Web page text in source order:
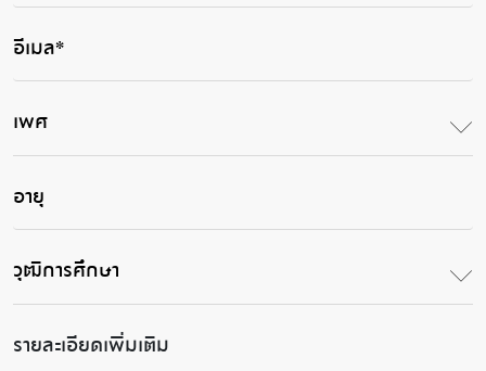
เพศ
วุฒิการศึกษา
รายละเอียดเพิ่มเติม